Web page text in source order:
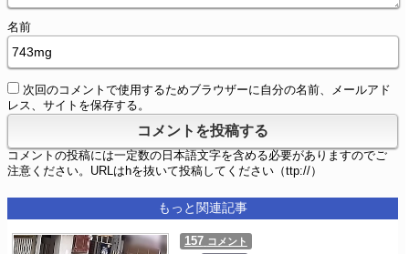
名前
次回のコメントで使用するためブラウザーに自分の名前、メールアド
レス、サイトを保存する。
コメントの投稿には一定数の日本語文字を含める必要がありますのでご
注意ください。URLはhを抜いて投稿してください（ttp://）
もっと関連記事
157 コメント